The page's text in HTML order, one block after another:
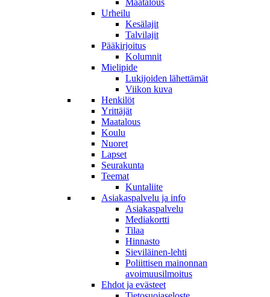
Maatalous
Urheilu
Kesälajit
Talvilajit
Pääkirjoitus
Kolumnit
Mielipide
Lukijoiden lähettämät
Viikon kuva
Henkilöt
Yrittäjät
Maatalous
Koulu
Nuoret
Lapset
Seurakunta
Teemat
Kuntaliite
Asiakaspalvelu ja info
Asiakaspalvelu
Mediakortti
Tilaa
Hinnasto
Sieviläinen-lehti
Poliittisen mainonnan
avoimuusilmoitus
Ehdot ja evästeet